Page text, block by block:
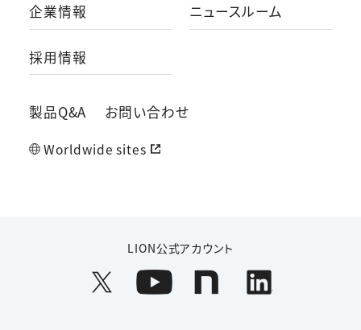
企業情報 ニュースルーム
採用情報
製品Q&A お問い合わせ
Worldwide sites
LION公式アカウント